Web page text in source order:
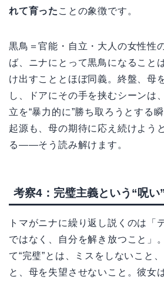
れて育った ことの象徴です。
黒鳥＝官能・自立・大人の女性性
ば、ニナにとって黒鳥になること
け出すこととほぼ同義。終盤、母
し、ドアにその手を挟むシーンは
立を“暴力的に”勝ち取ろうとする
起源も、母の期待に応え続けよう
る――そう読み解けます。
考察4：完璧主義という“呪い”
トマがニナに繰り返し説くのは「
ではなく、自分を解き放つこと」
て“完璧”とは、ミスをしないこと
と、母を失望させないこと。彼女